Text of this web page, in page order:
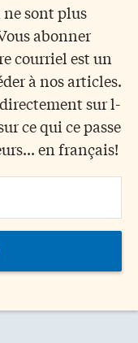
sont plus
abonner
courriel est un
à nos articles.
sur l-
ce qui ce passe
en français!